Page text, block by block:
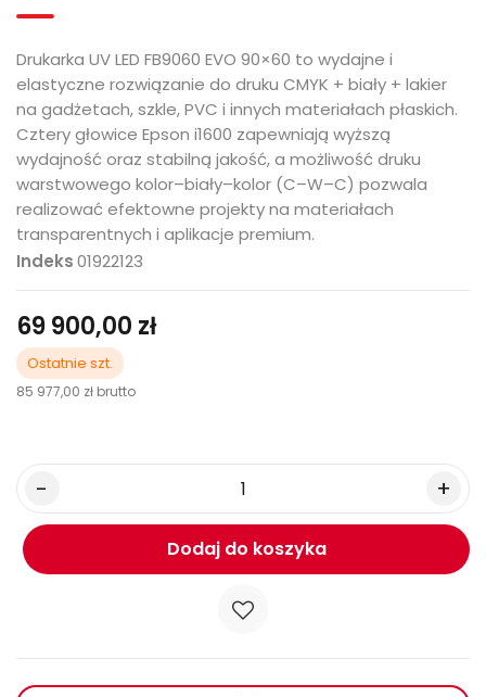
Drukarka UV LED FB9060 EVO 90×60 to wydajne i
elastyczne rozwiązanie do druku CMYK + biały + lakier
na gadżetach, szkle, PVC i innych materiałach płaskich.
Cztery głowice Epson i1600 zapewniają wyższą
wydajność oraz stabilną jakość, a możliwość druku
warstwowego kolor–biały–kolor (C–W–C) pozwala
realizować efektowne projekty na materiałach
transparentnych i aplikacje premium.
Indeks01922123
69 900,00 zł
Ostatnie szt.
85 977,00 zł brutto
Dodaj do koszyka